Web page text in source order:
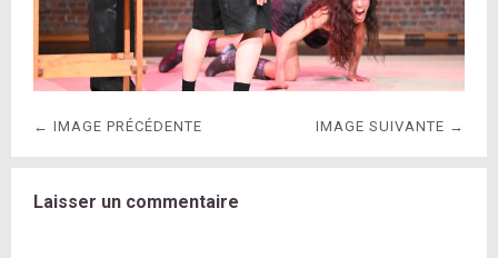
← IMAGE PRÉCÉDENTE IMAGE SUIVANTE →
Laisser un commentaire